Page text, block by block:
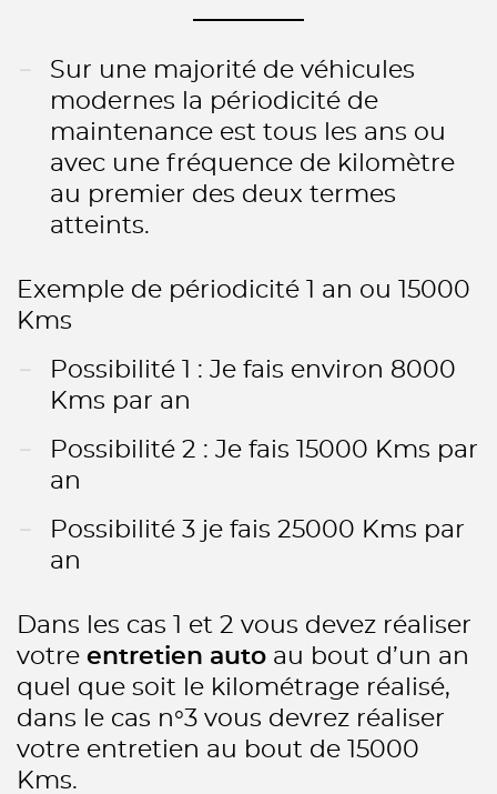
Sur une majorité de véhicules
modernes la périodicité de
maintenance est tous les ans ou
avec une fréquence de kilomètre
au premier des deux termes
atteints.
Exemple de périodicité 1 an ou 15000
Kms
Possibilité 1 : Je fais environ 8000
Kms par an
Possibilité 2 : Je fais 15000 Kms par
an
Possibilité 3 je fais 25000 Kms par
an
Dans les cas 1 et 2 vous devez réaliser
votre entretien auto au bout d’un an
quel que soit le kilométrage réalisé,
dans le cas n°3 vous devrez réaliser
votre entretien au bout de 15000
Kms.